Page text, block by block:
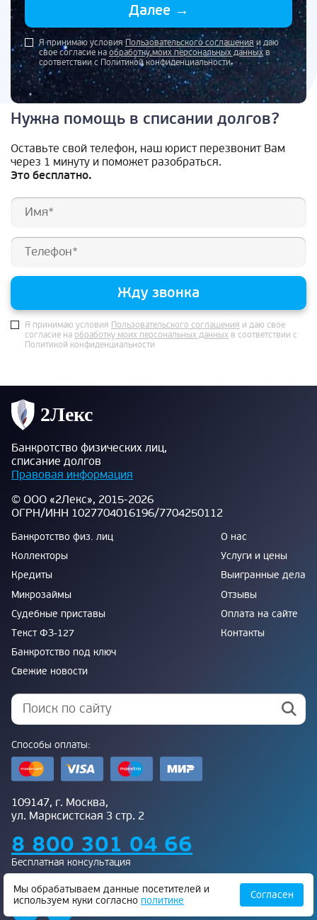
Далее →
Я принимаю условия Пользовательского соглашенияи даю
свое согласие на обработку моих персональных данныхв
соответствии с Политикой конфиденциальности
Нужна помощь в списании долгов?
Оставьте свой телефон, наш юрист перезвонит Вам
через 1 минуту и поможет разобраться.
Это бесплатно.
Жду звонка
Я принимаю условия Пользовательского соглашения и даю свое
согласие на обработку моих персональных данных в соответствии с
Политикой конфиденциальности
Банкротство физических лиц,
списание долгов
Правовая информация
© ООО «2Лекс», 2015-2026
ОГРН/ИНН 1027704016196/7704250112
Банкротство физ. лиц
Коллекторы
Кредиты
Микрозаймы
Судебные приставы
Текст ФЗ-127
Банкротство под ключ
Свежие новости
О нас
Услуги и цены
Выигранные дела
Отзывы
Оплата на сайте
Контакты
Способы оплаты:
109147, г. Москва,
ул. Марксистская 3 стр. 2
8 800 301 04 66
Бесплатная консультация
Мы обрабатываем данные посетителей и
используем куки согласно политике Согласен